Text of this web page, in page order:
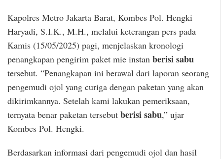
Kapolres Metro Jakarta Barat, Kombes Pol. Hengki
Haryadi, S.I.K., M.H., melalui keterangan pers pada
Kamis (15/05/2025) pagi, menjelaskan kronologi
penangkapan pengirim paket mie instan berisi sabu
tersebut. “Penangkapan ini berawal dari laporan seorang
pengemudi ojol yang curiga dengan paketan yang akan
dikirimkannya. Setelah kami lakukan pemeriksaan,
ternyata benar paketan tersebut berisi sabu,” ujar
Kombes Pol. Hengki.
Berdasarkan informasi dari pengemudi ojol dan hasil